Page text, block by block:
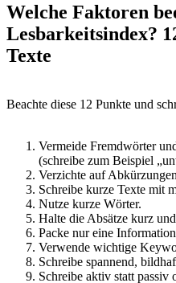
Welche Faktoren
Lesbarkeitsindex?
Texte
Beachte diese 12 Punkte und
Vermeide Fremdwörter
(schreibe zum Beispiel
Verzichte auf
Schreibe kurze Texte mit
Nutze kurze Wörter.
Halte die Absätze kurz
Packe nur eine
Verwende wichtige
Schreibe spannend,
Schreibe aktiv statt passiv